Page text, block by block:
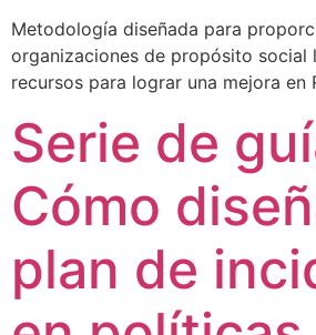
Metodología diseñada para
organizaciones de propósito social
recursos para lograr una mejora en
Serie de
Cómo
plan de